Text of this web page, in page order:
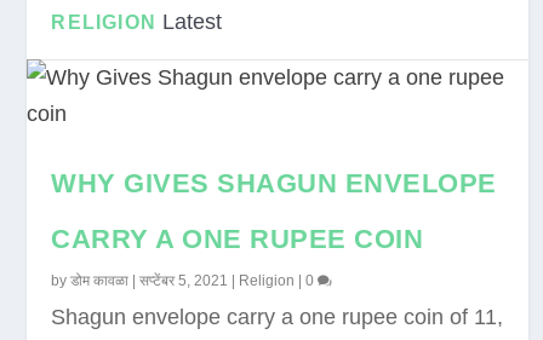
RELIGION Latest
WHY GIVES SHAGUN ENVELOPE
CARRY A ONE RUPEE COIN
byडोम कावळा |सप्टेंबर 5, 2021 Religion |0
Shagun envelope carry a one rupee coin of 11,